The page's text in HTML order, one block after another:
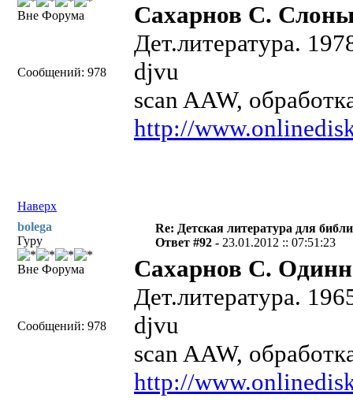
Вне Форума
Сообщений: 978
Сахарнов С.
Дет.литература.
djvu
scan AAW,
http://
Наверх
bolega
Гуру
Вне Форума
Сообщений: 978
Re: Детская литература для
Ответ #92 - 23.01.2012 :: 07:51:23
Сахарнов С.
Дет.литература.
djvu
scan AAW,
http://